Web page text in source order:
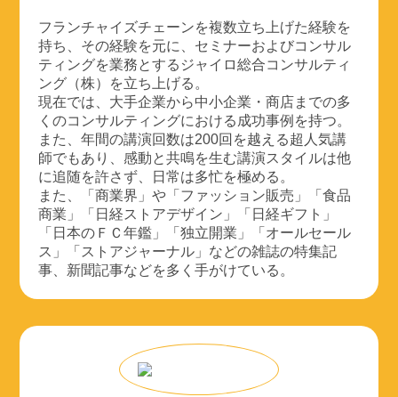
フランチャイズチェーンを複数立ち上げた経験を
持ち、その経験を元に、セミナーおよびコンサル
ティングを業務とするジャイロ総合コンサルティ
ング（株）を立ち上げる。
現在では、大手企業から中小企業・商店までの多
くのコンサルティングにおける成功事例を持つ。
また、年間の講演回数は200回を越える超人気講
師でもあり、感動と共鳴を生む講演スタイルは他
に追随を許さず、日常は多忙を極める。
また、「商業界」や「ファッション販売」「食品
商業」「日経ストアデザイン」「日経ギフト」
「日本のＦＣ年鑑」「独立開業」「オールセール
ス」「ストアジャーナル」などの雑誌の特集記
事、新聞記事などを多く手がけている。